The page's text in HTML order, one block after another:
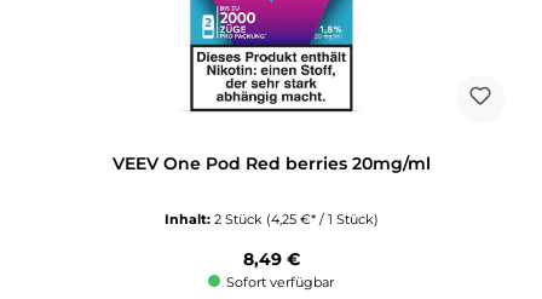
VEEV One Pod Red berries 20mg/ml
Inhalt: 2 Stück (4,25 €* / 1 Stück)
Regulärer Preis:
8,49 €
Sofort verfügbar